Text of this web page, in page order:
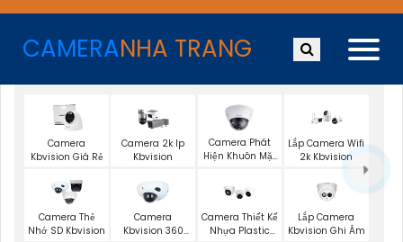
CAMERANHA TRANG
Camera
Kbvision Giá Rẻ
Camera 2k Ip
Kbvision
Camera Phát
Hiện Khuôn Mặt
Lắp Camera Wifi
2k Kbvision
Camera Thẻ
Nhớ SD Kbvision
Camera
Kbvision 360
Camera Thiết Kế
Nhựa Plastic
Lắp Camera
Kbvision Ghi Âm